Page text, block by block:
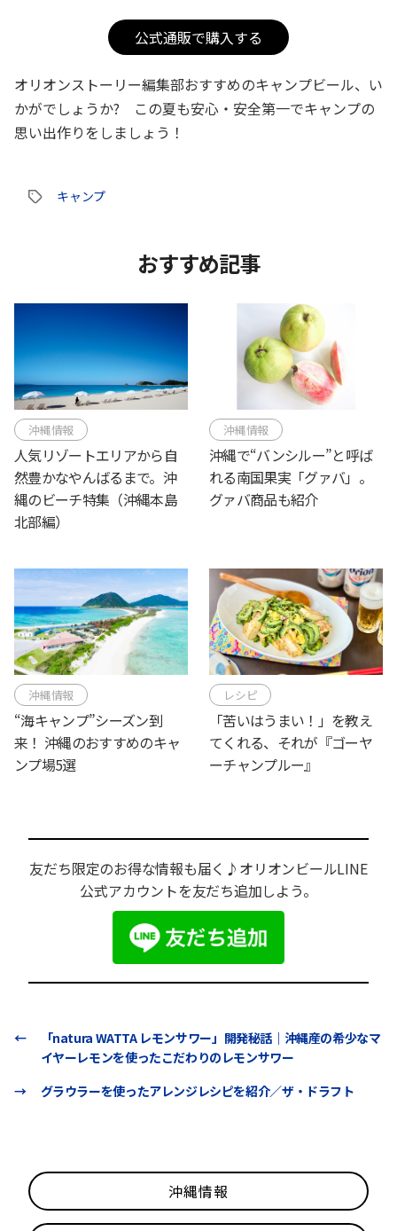
公式通販で購入する
オリオンストーリー編集部おすすめのキャンプビール、い
かがでしょうか? この夏も安心・安全第一でキャンプの
思い出作りをしましょう！
タ
キャンプ
おすすめ記事
沖縄情報
人気リゾートエリアから自
然豊かなやんばるまで。沖
縄のビーチ特集（沖縄本島
北部編）
沖縄情報
沖縄で“バンシルー”と呼ば
れる南国果実「グァバ」。
グァバ商品も紹介
沖縄情報
“海キャンプ”シーズン到
来！ 沖縄のおすすめのキャ
ンプ場5選
レシピ
「苦いはうまい！」を教え
てくれる、それが『ゴーヤ
ーチャンプルー』
友だち限定のお得な情報も届く♪オリオンビールLINE
公式アカウントを友だち追加しよう。
←
「natura WATTA レモンサワー」開発秘話｜沖縄産の希少なマ
イヤーレモンを使ったこだわりのレモンサワー
→
グラウラーを使ったアレンジレシピを紹介／ザ・ドラフト
沖縄情報